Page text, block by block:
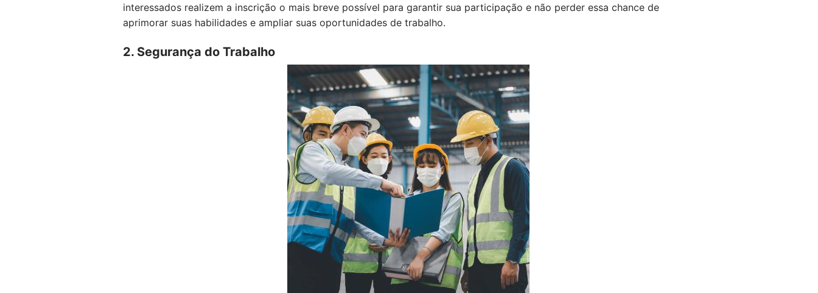
interessados realizem a inscrição o mais breve possível para garantir sua participação e não perder essa chance de
aprimorar suas habilidades e ampliar suas oportunidades de trabalho.
2. Segurança do Trabalho